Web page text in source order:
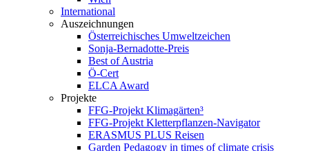
International
Auszeichnungen
Österreichisches Umweltzeichen
Sonja-Bernadotte-Preis
Best of Austria
Ö-Cert
ELCA Award
Projekte
FFG-Projekt Klimagärten³
FFG-Projekt Kletterpflanzen-Navigator
ERASMUS PLUS Reisen
Garden Pedagogy in times of climate crisis